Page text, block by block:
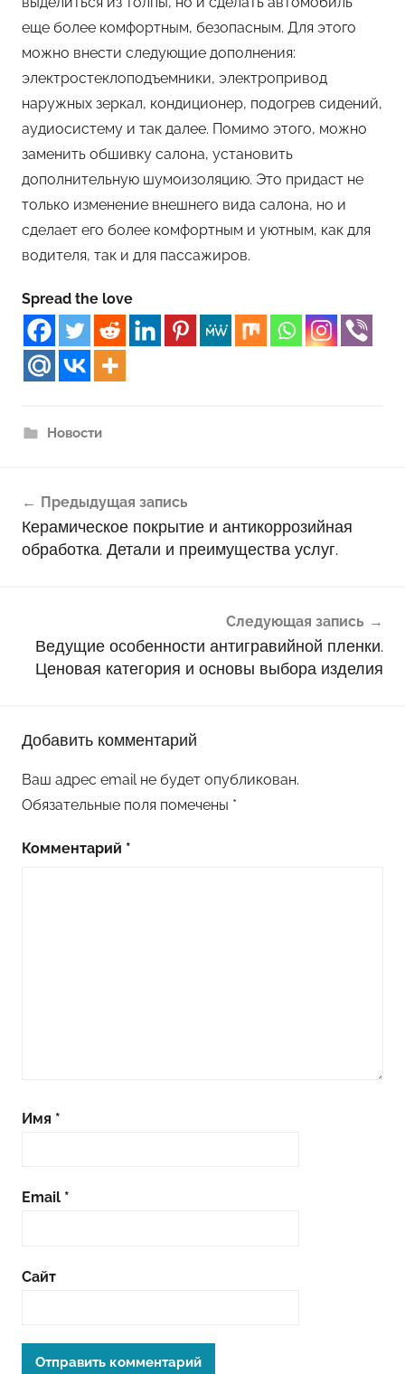
еще более комфортным, безопасным. Для этого
можно внести следующие дополнения:
электростеклоподъемники, электропривод
наружных зеркал, кондиционер, подогрев сидений,
аудиосистему и так далее. Помимо этого, можно
заменить обшивку салона, установить
дополнительную шумоизоляцию. Это придаст не
только изменение внешнего вида салона, но и
сделает его более комфортным и уютным, как для
водителя, так и для пассажиров.
Spread the love
Новости
по
записям
Предыдущая запись
Керамическое покрытие и антикоррозийная
обработка. Детали и преимущества услуг.
Следующая запись
Ведущие особенности антигравийной пленки.
Ценовая категория и основы выбора изделия
Добавить комментарий
Ваш адрес email не будет опубликован.
Обязательные поля помечены *
Комментарий *
Имя *
Email *
Сайт